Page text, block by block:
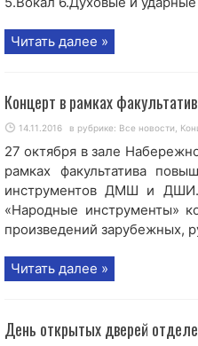
Читать далее »
Концерт в рамках
14.11.2016 в рубрике: Все новости
27 октября в зале
рамках факультатива
инструментов ДМШ и ДШИ.
«Народные инструменты»
произведений зарубежных,
Читать далее »
День открытых дверей